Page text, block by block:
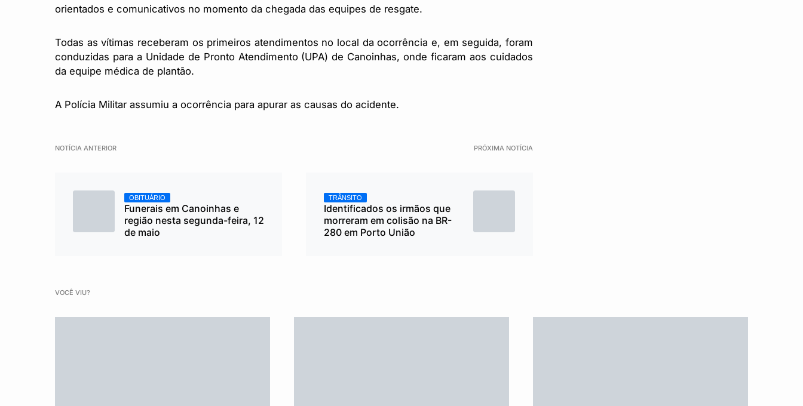
orientados e comunicativos no momento da chegada das equipes de resgate.
Todas as vítimas receberam os primeiros atendimentos no local da ocorrência e, em seguida, foram
conduzidas para a Unidade de Pronto Atendimento (UPA) de Canoinhas, onde ficaram aos cuidados
da equipe médica de plantão.
A Polícia Militar assumiu a ocorrência para apurar as causas do acidente.
NOTÍCIA ANTERIOR
OBITUÁRIO
Funerais em Canoinhas e
região nesta segunda-feira, 12
de maio
PRÓXIMA NOTÍCIA
TRÂNSITO
Identificados os irmãos que
morreram em colisão na BR-
280 em Porto União
VOCÊ VIU?